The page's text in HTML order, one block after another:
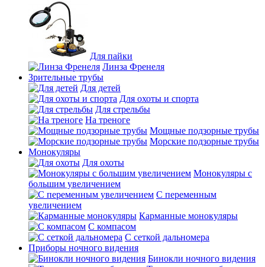
Для пайки
Линза Френеля
Зрительные трубы
Для детей
Для охоты и спорта
Для стрельбы
На треноге
Мощные подзорные трубы
Морские подзорные трубы
Монокуляры
Для охоты
Монокуляры с
большим увеличением
С переменным
увеличением
Карманные монокуляры
С компасом
С сеткой дальномера
Приборы ночного видения
Бинокли ночного видения